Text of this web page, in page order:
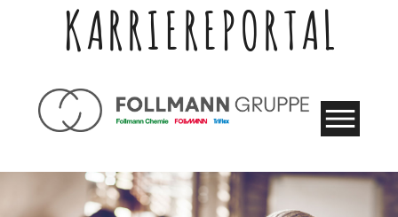
KARRIEREPORTAL